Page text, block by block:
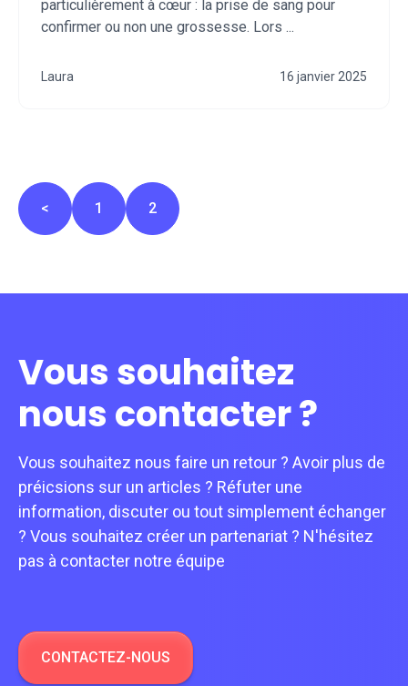
particulièrement à cœur : la prise de sang pour
confirmer ou non une grossesse. Lors ...
Laura 16 janvier 2025
< 1 2
Vous souhaitez
nous contacter ?
Vous souhaitez nous faire un retour ? Avoir plus de
préicsions sur un articles ? Réfuter une
information, discuter ou tout simplement échanger
? Vous souhaitez créer un partenariat ? N'hésitez
pas à contacter notre équipe
CONTACTEZ-NOUS